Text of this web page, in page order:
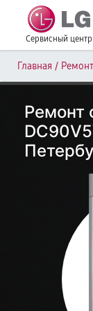
Сервисный центр
Главная /
Ремонт